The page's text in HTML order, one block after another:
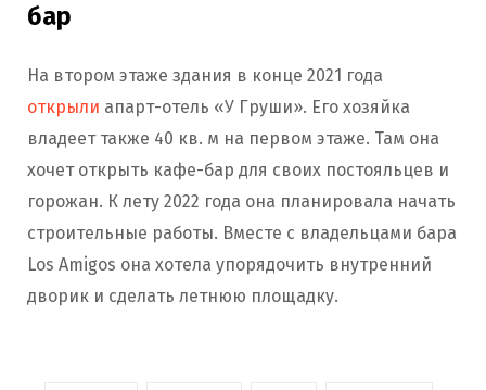
бар
На втором этаже здания в конце 2021 года
открыли апарт-отель «У Груши». Его хозяйка
владеет также 40 кв. м на первом этаже. Там она
хочет открыть кафе-бар для своих постояльцев и
горожан. К лету 2022 года она планировала начать
строительные работы. Вместе с владельцами бара
Los Amigos она хотела упорядочить внутренний
дворик и сделать летнюю площадку.